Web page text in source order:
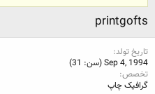
printgofts
تاریخ تولد
Sep 4, 1994 (سن: 31)
تخصص
گرافیک چاپ